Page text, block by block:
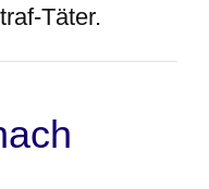
Täter.